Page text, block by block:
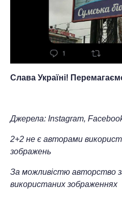
Слава Україні!
Джерела: Instagram,
2+2 не є авторами
зображень
За можливістю авторство
використаних зображеннях